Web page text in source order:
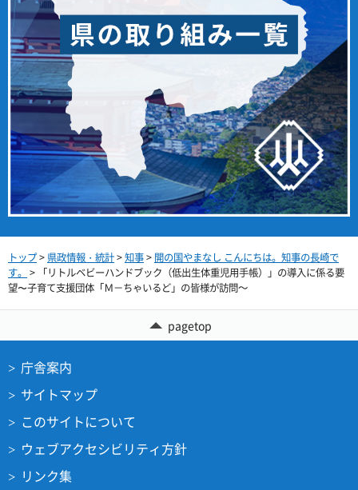
トップ> 県政情報・統計>知事> 開の国やまなし こんにちは。知事の長崎で
す。 > 「リトルベビーハンドブック（低出生体重児用手帳）」の導入に係る要
望〜子育て支援団体「Ｍ－ちゃいるど」の皆様が訪問～
pagetop
庁舎案内
サイトマップ
このサイトについて
ウェブアクセシビリティ方針
リンク集